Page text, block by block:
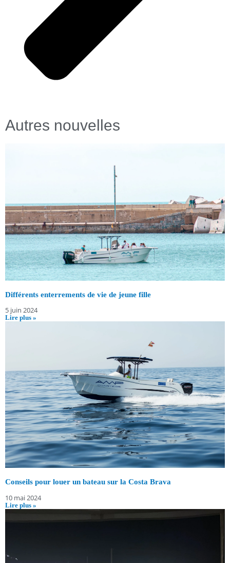
Autres nouvelles
Différents enterrements de vie de jeune fille
5 juin 2024
Lire plus »
Conseils pour louer un bateau sur la Costa Brava
10 mai 2024
Lire plus »